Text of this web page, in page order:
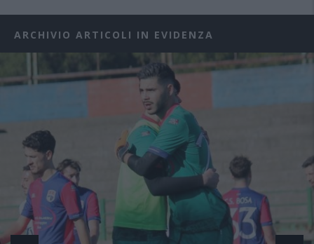
ARCHIVIO ARTICOLI IN EVIDENZA